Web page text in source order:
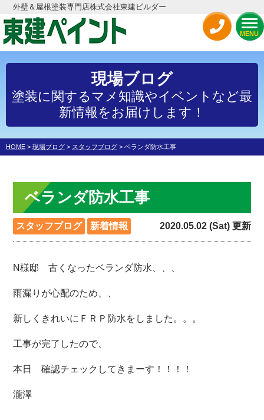
外壁＆屋根塗装専門店株式会社東建ビルダー
MENU
現場ブログ
塗装に関するマメ知識やイベントなど最
新情報をお届けします！
HOME > 現場ブログ > スタッフブログ > ベランダ防水工事
ベランダ防水工事
スタッフブログ 新着情報 2020.05.02 (Sat) 更新
N様邸 古くなったベランダ防水、、、
雨漏りが心配のため、、
新しくきれいにＦＲＰ防水をしました。。。
工事が完了したので、
本日 確認チェックしてきまーす！！！！
瀧澤